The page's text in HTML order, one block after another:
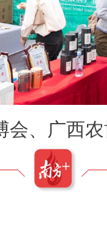
会、广西